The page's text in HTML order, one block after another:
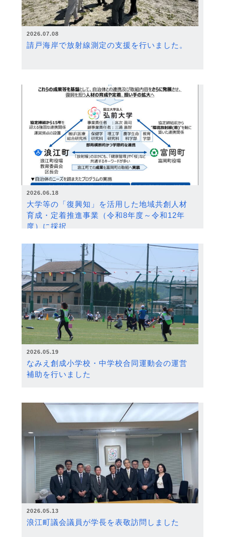
2026.07.08
請戸海岸で放射線測定の支援を行いました。
2026.06.18
大学等の「復興知」を活用した地域共創人材
育成・定着推進事業（令和8年度～令和12年
度）に採択
2026.05.19
なみえ創成小学校・中学校合同運動会の運営
補助を行いました
2026.05.13
浪江町議会議員が学長を表敬訪問しました